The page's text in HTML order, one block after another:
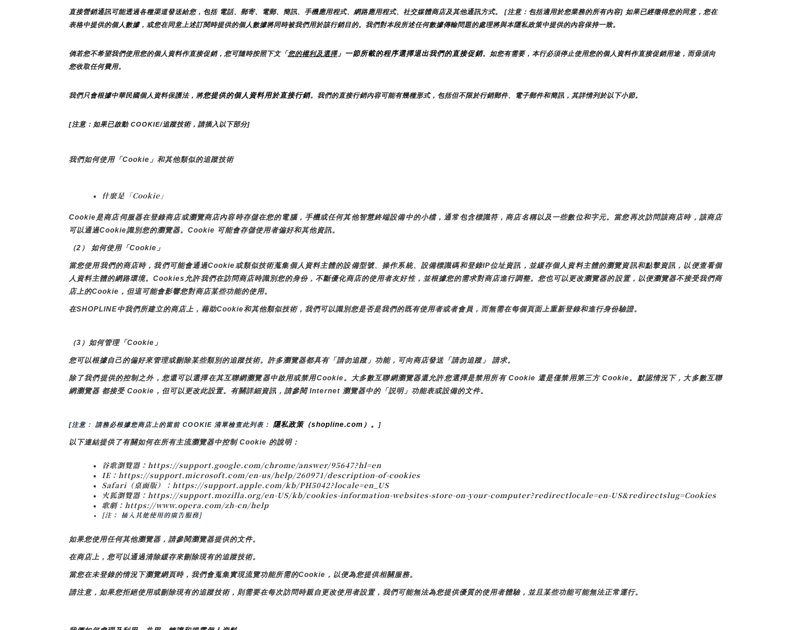
直接營銷通訊可能透過各種渠道發送給您，包括 電話、郵寄、電郵、簡訊、手機應用程式、網路應用程式、社交媒體商店及其他通訊方式。 [注意：包括適用於您業務的所有內容] 如果已經徵得您的同意，您在
表格中提供的個人數據，或您在同意上述訂閱時提供的個人數據將同時被我們用於該行銷目的。我們對本段所述任何數據傳輸問題的處理將與本隱私政策中提供的內容保持一致。
倘若您不希望我們使用您的個人資料作直接促銷，您可隨時按照下文「您的權利及選擇」一節所載的程序選擇退出我們的直接促銷。如您有需要，本行必須停止使用您的個人資料作直接促銷用途，而毋須向
您收取任何費用。
我們只會根據中華民國個人資料保護法，將您提供的個人資料用於直接行銷。我們的直接行銷內容可能有幾種形式，包括但不限於行銷郵件、電子郵件和簡訊，其詳情列於以下小節。
[注意：如果已啟動 COOKIE/追蹤技術，請插入以下部分]
我們如何使用「Cookie」和其他類似的追蹤技術
什麼是「Cookie」
Cookie是商店伺服器在登錄商店或瀏覽商店內容時存儲在您的電腦，手機或任何其他智慧終端設備中的小檔，通常包含標識符，商店名稱以及一些數位和字元。當您再次訪問該商店時，該商店
可以通過Cookie識別您的瀏覽器。Cookie 可能會存儲使用者偏好和其他資訊。
（2） 如何使用「Cookie」
當您使用我們的商店時，我們可能會通過Cookie或類似技術蒐集個人資料主體的設備型號、操作系統、設備標識碼和登錄IP位址資訊，並緩存個人資料主體的瀏覽資訊和點擊資訊，以便查看個
人資料主體的網路環境。Cookies允許我們在訪問商店時識別您的身份，不斷優化商店的使用者友好性，並根據您的需求對商店進行調整。您也可以更改瀏覽器的設置，以便瀏覽器不接受我們商
店上的Cookie，但這可能會影響您對商店某些功能的使用。
在SHOPLINE中我們所建立的商店上，藉助Cookie和其他類似技術，我們可以識別您是否是我們的既有使用者或者會員，而無需在每個頁面上重新登錄和進行身份驗證。
（3）如何管理「Cookie」
您可以根據自己的偏好來管理或刪除某些類別的追蹤技術。許多瀏覽器都具有「請勿追蹤」功能，可向商店發送「請勿追蹤」 請求。
除了我們提供的控制之外，您還可以選擇在其互聯網瀏覽器中啟用或禁用Cookie。大多數互聯網瀏覽器還允許您選擇是禁用所有 Cookie 還是僅禁用第三方 Cookie。默認情況下，大多數互聯
網瀏覽器 都接受 Cookie，但可以更改此設置。有關詳細資訊，請參閱 Internet 瀏覽器中的「説明」功能表或設備的文件。
[注意： 請務必根據您商店上的當前 COOKIE 清單檢查此列表： 隱私政策（shopline.com）。 ]
以下連結提供了有關如何在所有主流瀏覽器中控制 Cookie 的說明：
谷歌瀏覽器：https://support.google.com/chrome/answer/95647?hl=en
IE：https://support.microsoft.com/en-us/help/260971/description-of-cookies
Safari（桌面版）：https://support.apple.com/kb/PH5042?locale=en_US
火狐瀏覽器：https://support.mozilla.org/en-US/kb/cookies-information-websites-store-on-your-computer?redirectlocale=en-US&redirectslug=Cookies
歌劇：https://www.opera.com/zh-cn/help
[注： 插入其他使用的廣告服務]
如果您使用任何其他瀏覽器，請參閱瀏覽器提供的文件。
在商店上，您可以通過清除緩存來刪除現有的追蹤技術。
當您在未登錄的情況下瀏覽網頁時，我們會蒐集實現流覽功能所需的Cookie，以便為您提供相關服務。
請注意，如果您拒絕使用或刪除現有的追蹤技術，則需要在每次訪問時親自更改使用者設置，我們可能無法為您提供優質的使用者體驗，並且某些功能可能無法正常運行。